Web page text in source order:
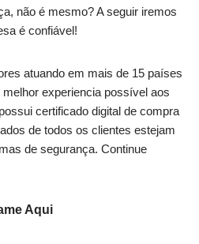
não é mesmo? A seguir iremos
é confiável!
atuando em mais de 15 países
experiencia possível aos
certificado digital de compra
de todos os clientes estejam
de segurança. Continue
Aqui